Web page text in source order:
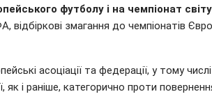
футболу і на чемпіонат
відбіркові змагання до чемпіонатів
асоціації та федерації, у тому
як і раніше, категорично проти